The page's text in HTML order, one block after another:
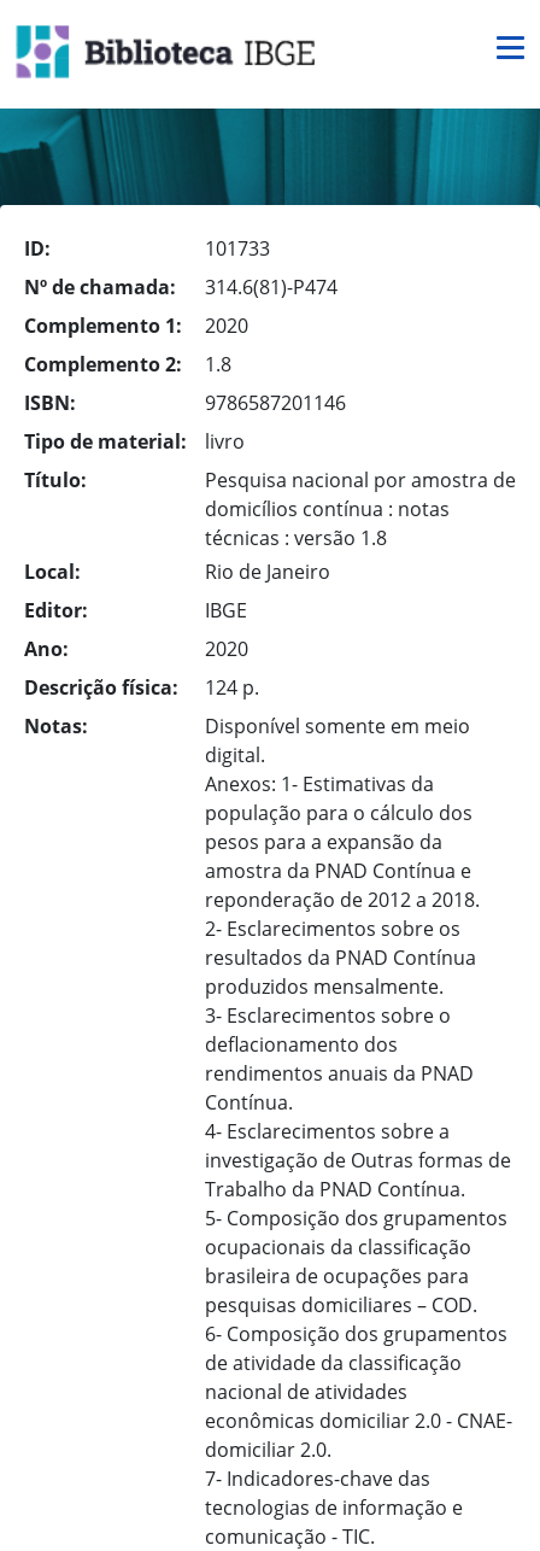
ID:
101733
Nº de chamada:
314.6(81)-P474
Complemento 1:
2020
Complemento 2:
1.8
ISBN:
9786587201146
Tipo de material:
livro
Título:
Pesquisa nacional por amostra de
domicílios contínua : notas
técnicas : versão 1.8
Local:
Rio de Janeiro
Editor:
IBGE
Ano:
2020
Descrição física:
124 p.
Notas:
Disponível somente em meio
digital.
Anexos: 1- Estimativas da
população para o cálculo dos
pesos para a expansão da
amostra da PNAD Contínua e
reponderação de 2012 a 2018.
2- Esclarecimentos sobre os
resultados da PNAD Contínua
produzidos mensalmente.
3- Esclarecimentos sobre o
deflacionamento dos
rendimentos anuais da PNAD
Contínua.
4- Esclarecimentos sobre a
investigação de Outras formas de
Trabalho da PNAD Contínua.
5- Composição dos grupamentos
ocupacionais da classificação
brasileira de ocupações para
pesquisas domiciliares – COD.
6- Composição dos grupamentos
de atividade da classificação
nacional de atividades
econômicas domiciliar 2.0 - CNAE-
domiciliar 2.0.
7- Indicadores-chave das
tecnologias de informação e
comunicação - TIC.